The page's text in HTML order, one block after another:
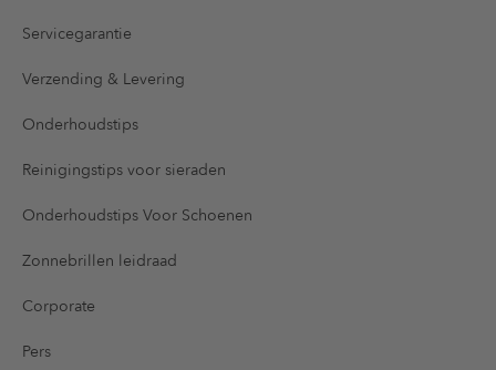
Servicegarantie
Verzending & Levering
Onderhoudstips
Reinigingstips voor sieraden
Onderhoudstips Voor Schoenen
Zonnebrillen leidraad
Corporate
Pers